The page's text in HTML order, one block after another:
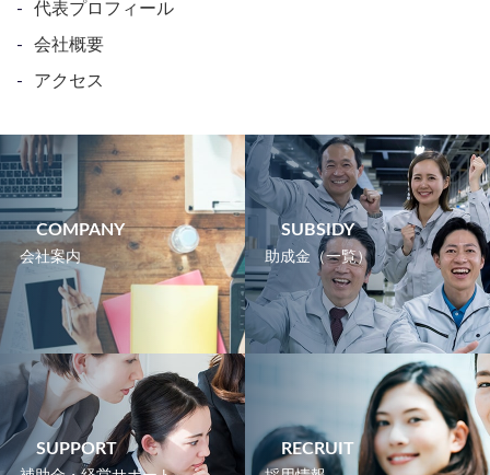
代表プロフィール
会社概要
アクセス
COMPANY
会社案内
SUBSIDY
助成金（一覧）
SUPPORT RECRUIT